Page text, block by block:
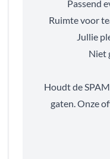
Passend
Ruimte voor
Jullie
Niet
Houdt de
gaten. Onze